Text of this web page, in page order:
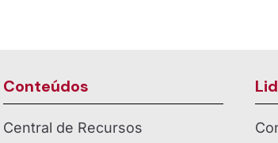
Conteúdos
Central de Recursos